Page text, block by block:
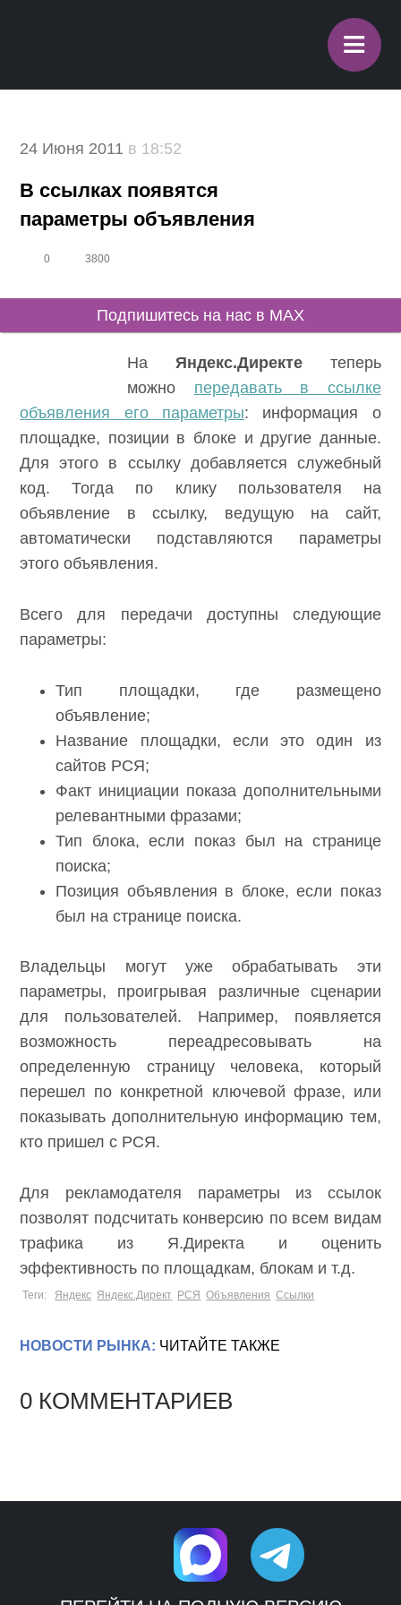
≡
24 Июня 2011 в 18:52
В ссылках появятся
параметры объявления
0 3800
Подпишитесь на нас в MAX
На Яндекс.Директе теперь
можно передавать в ссылке
объявления его параметры: информация о
площадке, позиции в блоке и другие данные.
Для этого в ссылку добавляется служебный
код. Тогда по клику пользователя на
объявление в ссылку, ведущую на сайт,
автоматически подставляются параметры
этого объявления.
Всего для передачи доступны следующие
параметры:
Тип площадки, где размещено
объявление;
Название площадки, если это один из
сайтов РСЯ;
Факт инициации показа дополнительными
релевантными фразами;
Тип блока, если показ был на странице
поиска;
Позиция объявления в блоке, если показ
был на странице поиска.
Владельцы могут уже обрабатывать эти
параметры, проигрывая различные сценарии
для пользователей. Например, появляется
возможность переадресовывать на
определенную страницу человека, который
перешел по конкретной ключевой фразе, или
показывать дополнительную информацию тем,
кто пришел с РСЯ.
Для рекламодателя параметры из ссылок
позволят подсчитать конверсию по всем видам
трафика из Я.Директа и оценить
эффективность по площадкам, блокам и т.д.
Теги: Яндекс Яндекс.Директ РСЯ Объявления Ссылки
НОВОСТИ РЫНКА: ЧИТАЙТЕ ТАКЖЕ
0 КОММЕНТАРИЕВ